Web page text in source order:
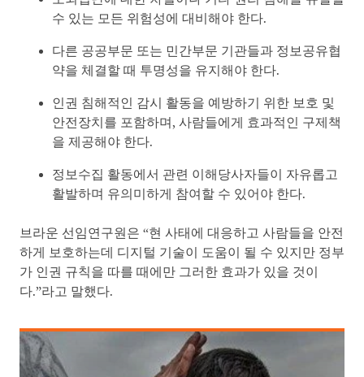
수 있는 모든 위험성에 대비해야 한다.
다른 공공부문 또는 민간부문 기관들과 정보공유협
약을 체결할 때 투명성을 유지해야 한다.
인권 침해적인 감시 활동을 예방하기 위한 보호 및
안전장치를 포함하며, 사람들에게 효과적인 구제책
을 제공해야 한다.
정보수집 활동에서 관련 이해당사자들이 자유롭고
활발하며 유의미하게 참여할 수 있어야 한다.
브라운 선임연구원은 “현 사태에 대응하고 사람들을 안전
하게 보호하는데 디지털 기술이 도움이 될 수 있지만 정부
가 인권 규칙을 따를 때에만 그러한 효과가 있을 것이
다.”라고 말했다.